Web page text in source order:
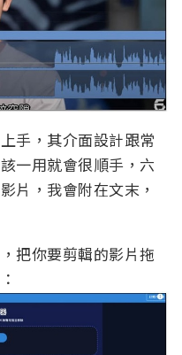
手，其介面設計跟常
一用就會很順手，六
片，我會附在文末，
把你要剪輯的影片拖